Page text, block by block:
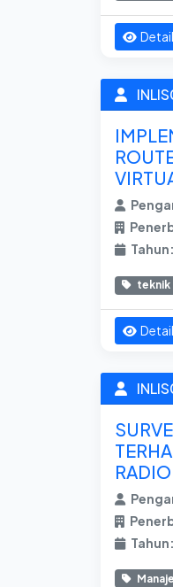
Detail
Tahun:
teknik
Detail
RADIO
Tahun: